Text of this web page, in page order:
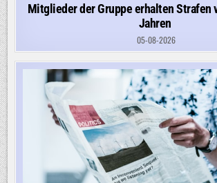
Mitglieder der Gruppe erhalten Strafen
Jahren
05-08-2026